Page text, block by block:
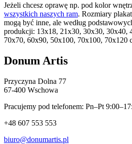
Jeżeli chcesz oprawę np. pod kolor
wszystkich naszych ram. Rozmiary
mogą być inne, ale według
produkcji: 13x18, 21x30, 30x30, 30x40,
70x70, 60x90, 50x100, 70x100, 70x120
Donum Artis
Przyczyna Dolna 77
67-400 Wschowa
Pracujemy pod telefonem: Pn–Pt
+48 607 553 553
biuro@donumartis.pl